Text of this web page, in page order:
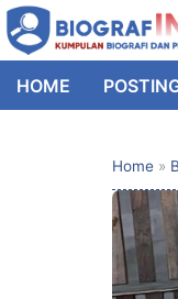
HOME
Home »